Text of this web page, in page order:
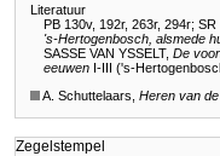
Literatuur
PB 130v, 192r, 263r, 294r; SR
's-Hertogenbosch , alsmede
SASSE VAN YSSELT, De
eeuwen I-III ('s-
A. Schuttelaars, Heren van
Zegelstempel